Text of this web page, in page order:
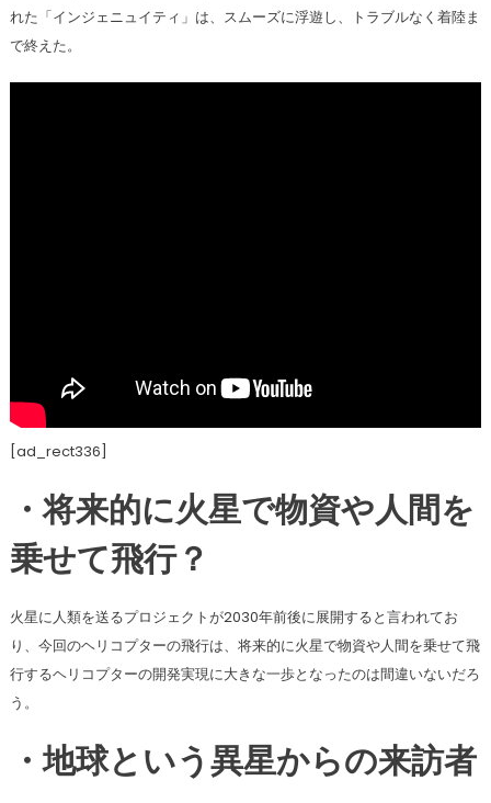
れた「インジェニュイティ」は、スムーズに浮遊し、トラブルなく着陸ま
で終えた。
[ad_rect336]
・将来的に火星で物資や人間を
乗せて飛行？
火星に人類を送るプロジェクトが2030年前後に展開すると言われてお
り、今回のヘリコプターの飛行は、将来的に火星で物資や人間を乗せて飛
行するヘリコプターの開発実現に大きな一歩となったのは間違いないだろ
う。
・地球という異星からの来訪者